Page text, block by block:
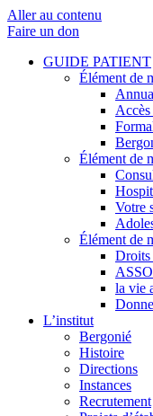
Aller au contenu
Faire un don
GUIDE PATIENT
Élément de
Élément de
Votre
Élément de
Droits
la vie
L’institut
Bergonié
Histoire
Directions
Instances
Recrutement